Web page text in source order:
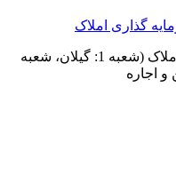
کاسپی لند برند معتبر سرمایه گذاری املاک (شعبه 1: گیلان، شعبه